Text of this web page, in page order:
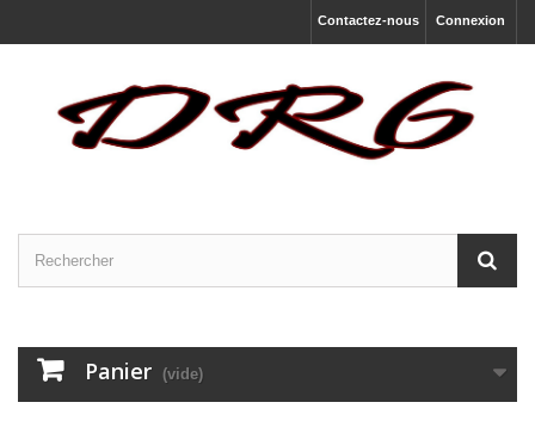
Connexion
Contactez-nous
Panier (vide)